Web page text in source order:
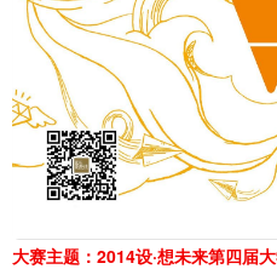
大赛主题：2014设·想未来第四届